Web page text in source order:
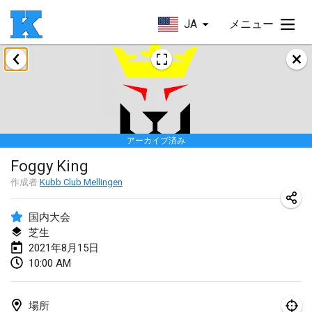
JA メニュー
アーカイブ済み
Foggy King
作成者 Kubb Club Mellingen
国内大会
芝生
2021年8月15日
10:00 AM
場所
2021年5月
チェコ
2021年6月
East Coast Kubb Championship
2021年6月5日|アメリカ合衆国
中止
Vlaardingse Viking
2021年6月12日
MidSummer's Festival KUBB Tournament
2021年6月12日